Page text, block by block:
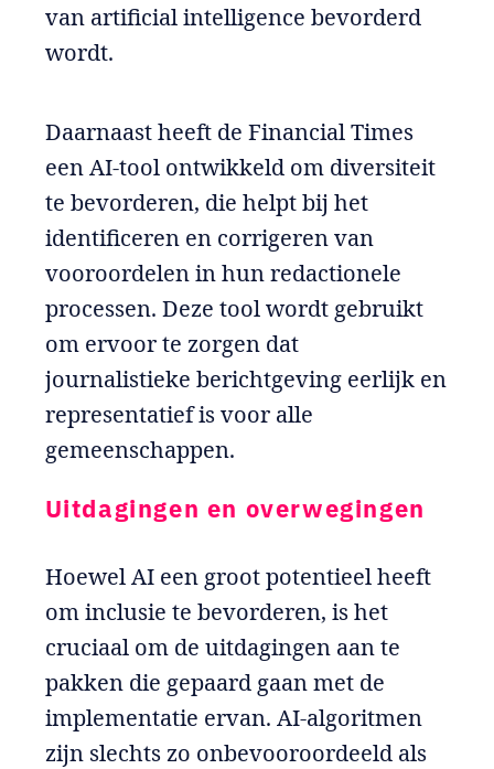
van artificial intelligence bevorderd
wordt.
Daarnaast heeft de Financial Times
een AI-tool ontwikkeld om diversiteit
te bevorderen, die helpt bij het
identificeren en corrigeren van
vooroordelen in hun redactionele
processen. Deze tool wordt gebruikt
om ervoor te zorgen dat
journalistieke berichtgeving eerlijk en
representatief is voor alle
gemeenschappen.
Uitdagingen en overwegingen
Hoewel AI een groot potentieel heeft
om inclusie te bevorderen, is het
cruciaal om de uitdagingen aan te
pakken die gepaard gaan met de
implementatie ervan. AI-algoritmen
zijn slechts zo onbevooroordeeld als